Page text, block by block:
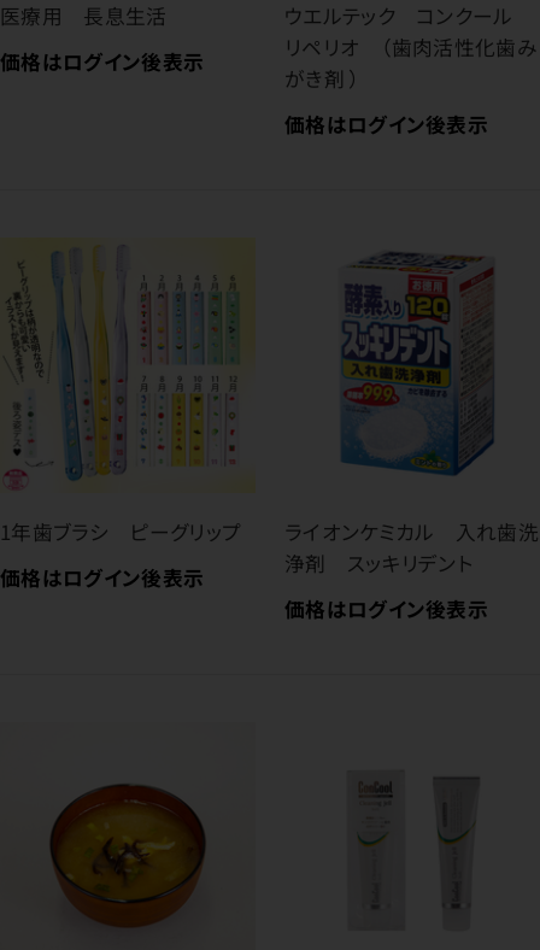
医療用 長息生活
価格はログイン後表示
ウエルテック コンクール
リペリオ （歯肉活性化歯み
がき剤 ）
価格はログイン後表示
1年歯ブラシ ピーグリップ
価格はログイン後表示
ライオンケミカル 入れ歯洗
浄剤 スッキリデント
価格はログイン後表示